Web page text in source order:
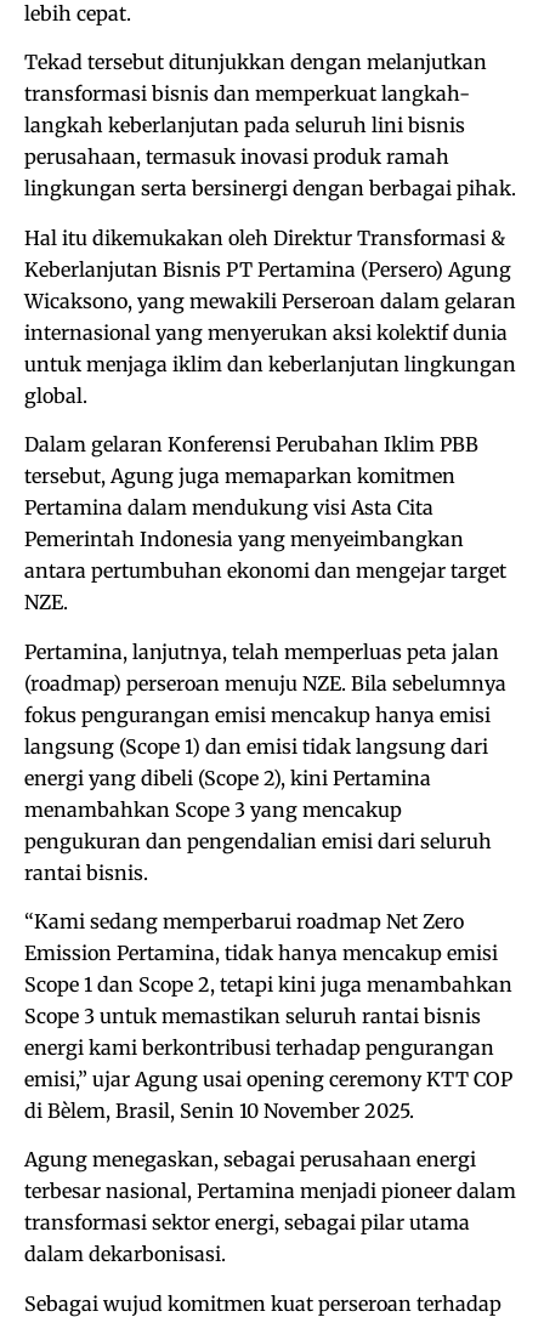
lebih cepat.
Tekad tersebut ditunjukkan dengan melanjutkan
transformasi bisnis dan memperkuat langkah-
langkah keberlanjutan pada seluruh lini bisnis
perusahaan, termasuk inovasi produk ramah
lingkungan serta bersinergi dengan berbagai pihak.
Hal itu dikemukakan oleh Direktur Transformasi &
Keberlanjutan Bisnis PT Pertamina (Persero) Agung
Wicaksono, yang mewakili Perseroan dalam gelaran
internasional yang menyerukan aksi kolektif dunia
untuk menjaga iklim dan keberlanjutan lingkungan
global.
Dalam gelaran Konferensi Perubahan Iklim PBB
tersebut, Agung juga memaparkan komitmen
Pertamina dalam mendukung visi Asta Cita
Pemerintah Indonesia yang menyeimbangkan
antara pertumbuhan ekonomi dan mengejar target
NZE.
Pertamina, lanjutnya, telah memperluas peta jalan
(roadmap) perseroan menuju NZE. Bila sebelumnya
fokus pengurangan emisi mencakup hanya emisi
langsung (Scope 1) dan emisi tidak langsung dari
energi yang dibeli (Scope 2), kini Pertamina
menambahkan Scope 3 yang mencakup
pengukuran dan pengendalian emisi dari seluruh
rantai bisnis.
“Kami sedang memperbarui roadmap Net Zero
Emission Pertamina, tidak hanya mencakup emisi
Scope 1 dan Scope 2, tetapi kini juga menambahkan
Scope 3 untuk memastikan seluruh rantai bisnis
energi kami berkontribusi terhadap pengurangan
emisi,” ujar Agung usai opening ceremony KTT COP
di Bèlem, Brasil, Senin 10 November 2025.
Agung menegaskan, sebagai perusahaan energi
terbesar nasional, Pertamina menjadi pioneer dalam
transformasi sektor energi, sebagai pilar utama
dalam dekarbonisasi.
Sebagai wujud komitmen kuat perseroan terhadap